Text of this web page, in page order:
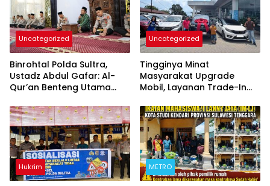
Uncategorized
Binrohtal Polda Sultra,
Ustadz Abdul Gafar: Al-
Qur’an Benteng Utama
Penyimpangan Sosial
Uncategorized
Tingginya Minat
Masyarakat Upgrade
Mobil, Layanan Trade-In
Permintaan
Hukrim METRO